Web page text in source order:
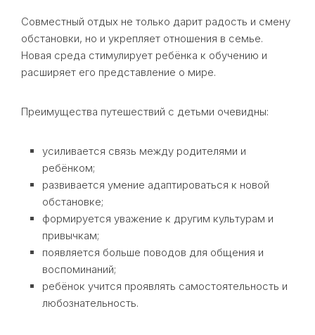
Совместный отдых не только дарит радость и смену
обстановки, но и укрепляет отношения в семье.
Новая среда стимулирует ребёнка к обучению и
расширяет его представление о мире.
Преимущества путешествий с детьми очевидны:
усиливается связь между родителями и
ребёнком;
развивается умение адаптироваться к новой
обстановке;
формируется уважение к другим культурам и
привычкам;
появляется больше поводов для общения и
воспоминаний;
ребёнок учится проявлять самостоятельность и
любознательность.